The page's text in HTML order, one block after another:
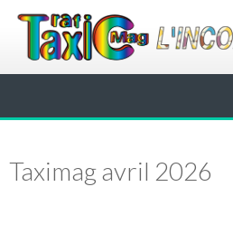
Taximag avril 2026